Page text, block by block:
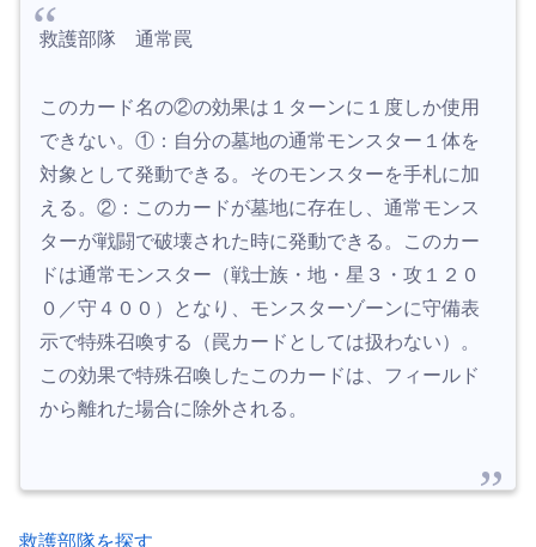
救護部隊 通常罠
このカード名の②の効果は１ターンに１度しか使用
できない。①：自分の墓地の通常モンスター１体を
対象として発動できる。そのモンスターを手札に加
える。②：このカードが墓地に存在し、通常モンス
ターが戦闘で破壊された時に発動できる。このカー
ドは通常モンスター（戦士族・地・星３・攻１２０
０／守４００）となり、モンスターゾーンに守備表
示で特殊召喚する（罠カードとしては扱わない）。
この効果で特殊召喚したこのカードは、フィールド
から離れた場合に除外される。
救護部隊を探す